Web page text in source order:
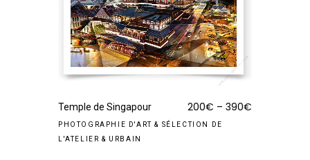
Temple de Singapour 200€ – 390€
PHOTOGRAPHIE D'ART & SÉLECTION DE
L'ATELIER & URBAIN